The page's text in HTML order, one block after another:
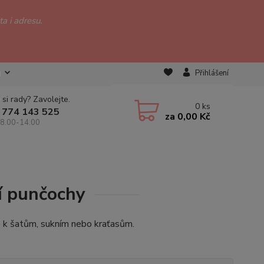
i adresu.
Přihlášení
rady? Zavolejte.
143 525
14.00
0 ks
za 0,00 Kč
punčochy
šatům, sukním nebo kraťasům.